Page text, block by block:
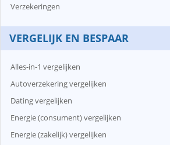
Verzekeringen
VERGELIJK EN BESPAAR
Alles-in-1 vergelijken
Autoverzekering vergelijken
Dating vergelijken
Energie (consument) vergelijken
Energie (zakelijk) vergelijken